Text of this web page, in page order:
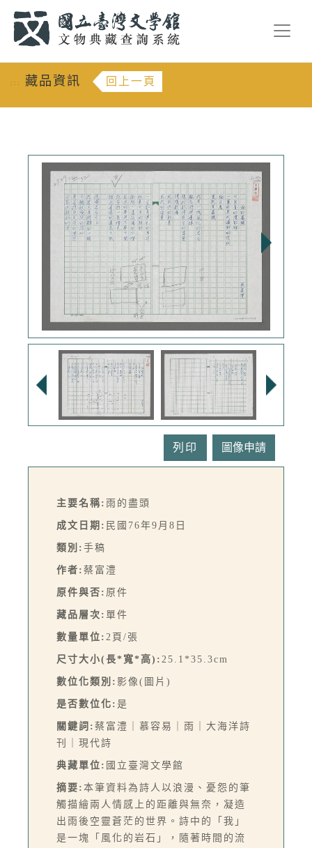
::: 藏品資訊 回上一頁
列印
主要名稱: 雨的盡頭
成文日期: 民國76年9月8日
類別: 手稿
作者: 蔡富澧
原件與否: 原件
藏品層次: 單件
數量單位: 2頁/張
尺寸大小(長*寬*高): 25.1*35.3cm
數位化類別: 影像(圖片)
是否數位化: 是
關鍵詞: 蔡富澧｜慕容易｜雨｜大海洋詩
刊｜現代詩
典藏單位: 國立臺灣文學館
摘要: 本筆資料為詩人以浪漫、憂怨的筆
觸描繪兩人情感上的距離與無奈，凝造
出雨後空靈蒼茫的世界。詩中的「我」
是一塊「風化的岩石」，隨著時間的流